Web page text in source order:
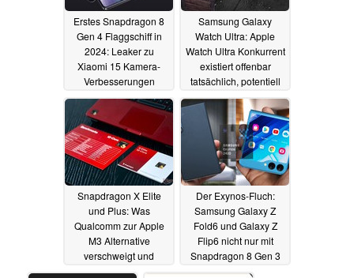
Erstes Snapdragon 8
Gen 4 Flaggschiff in
2024: Leaker zu
Xiaomi 15 Kamera-
Verbesserungen
28.04.2024
Samsung Galaxy
Watch Ultra: Apple
Watch Ultra Konkurrent
existiert offenbar
tatsächlich, potentiell
mit Blutzucker-Monitor
28.04.2024
Snapdragon X Elite
und Plus: Was
Qualcomm zur Apple
M3 Alternative
verschweigt und
Benchmark-
Der Exynos-Fluch:
Samsung Galaxy Z
Fold6 und Galaxy Z
Flip6 nicht nur mit
Snapdragon 8 Gen 3
laut Industrie-Insider